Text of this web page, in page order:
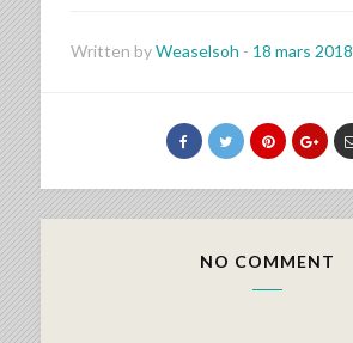
Written byWeaselsoh - 18 mars 2018
NO COMMENT